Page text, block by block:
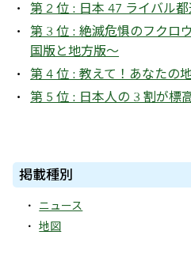
第 2 位 : 日本 47 ライバル
第 3 位 : 絶滅危惧のフク
国版と地方版～
第 4 位 : 教えて！あなたの
第 5 位 : 日本人の 3 割が標
掲載種別
ニュース
地図